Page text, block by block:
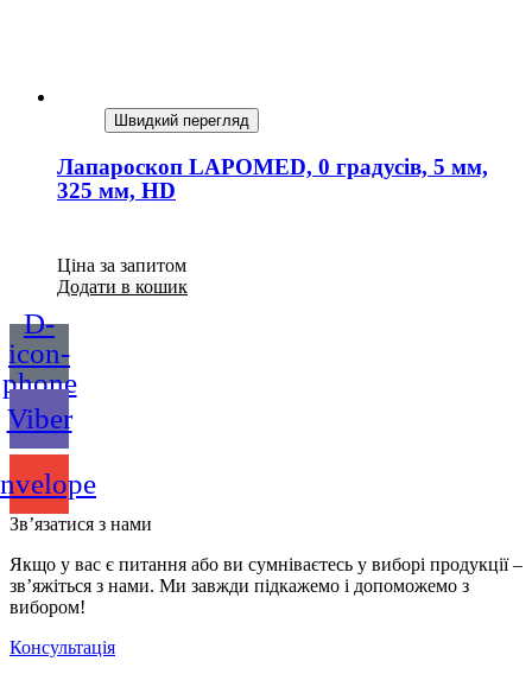
Швидкий перегляд
Лапароскоп LAPOMED, 0 градусів, 5 мм,
325 мм, HD
Ціна за запитом
Додати в кошик
D-
icon-
phone
Viber
Зв’язатися з нами
Якщо у вас є питання або ви сумніваєтесь у виборі продукції –
зв’яжіться з нами. Ми завжди підкажемо і допоможемо з
вибором!
Консультація